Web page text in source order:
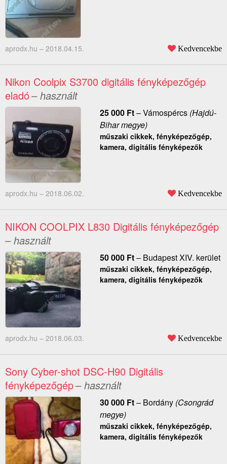
aprodx.hu – 2018.04.15. Kedvencekbe
Nikon Coolpix S3700 digitális fényképezőgép
eladó– használt
25 000 Ft–Vámospércs(Hajdú-
Bihar megye)
műszaki cikkek, fényképezőgép,
kamera, digitális fényképezők
aprodx.hu – 2018.06.02. Kedvencekbe
NIKON COOLPIX L830 Digitális fényképezőgép
– használt
50 000 Ft– Budapest XIV. kerület
műszaki cikkek, fényképezőgép,
kamera, digitális fényképezők
aprodx.hu – 2018.06.03. Kedvencekbe
Sony Cyber-shot DSC-H90 Digitális
fényképezőgép– használt
30 000 Ft– Bordány(Csongrád
megye)
műszaki cikkek, fényképezőgép,
kamera, digitális fényképezők